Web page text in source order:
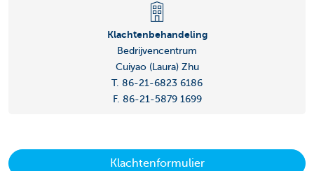
Klachtenbehandeling
Bedrijvencentrum
Cuiyao (Laura) Zhu
T. 86-21-6823 6186
F. 86-21-5879 1699
Klachtenformulier